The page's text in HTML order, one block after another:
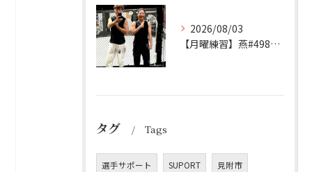
2026/08/03
【月曜練習】燕#4982見附#491
タグ Tags
選手サポート SUPORT 見附市